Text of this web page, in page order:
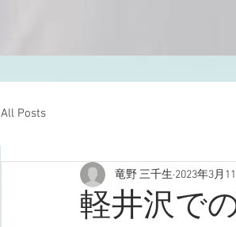
All Posts
軽井沢で
竜野 三千生 2023年3月